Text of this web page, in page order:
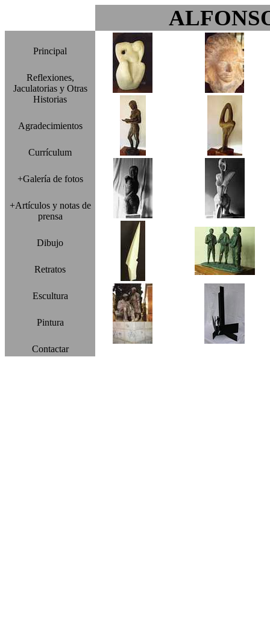
Principal
Reflexiones,
Jaculatorias y Otras
Historias
Agradecimientos
Currículum
+Galería de fotos
+Artículos y notas de
prensa
Dibujo
Retratos
Escultura
Pintura
Contactar